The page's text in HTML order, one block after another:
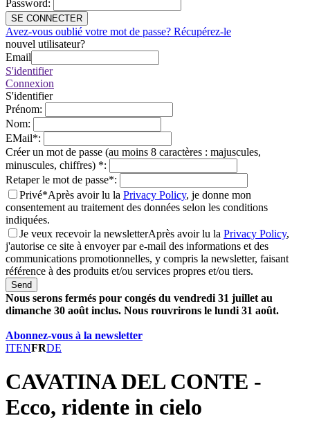
Password:
SE CONNECTER
Avez-vous oublié votre mot de passe? Récupérez-le
nouvel utilisateur?
Email
S'identifier
Connexion
S'identifier
Prénom:
Nom:
EMail*:
Créer un mot de passe (au moins 8 caractères : majuscules,
minuscules, chiffres) *:
Retaper le mot de passe*:
Privé*Après avoir lu la Privacy Policy, je donne mon
consentement au traitement des données selon les conditions
indiquées.
Je veux recevoir la newsletterAprès avoir lu la Privacy Policy,
j'autorise ce site à envoyer par e-mail des informations et des
communications promotionnelles, y compris la newsletter, faisant
référence à des produits et/ou services propres et/ou tiers.
Send
Nous serons fermés pour congés du vendredi 31 juillet au
dimanche 30 août inclus. Nous rouvrirons le lundi 31 août.
Abonnez-vous à la newsletter
ITENFRDE
CAVATINA DEL CONTE -
Ecco, ridente in cielo